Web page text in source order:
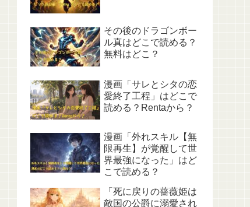
その後のドラゴンボー
ル真はどこで読める？
無料はどこ？
漫画「サレとシタの恋
愛終了工程」はどこで
読める？Rentaから？
漫画「外れスキル【無
限再生】が覚醒して世
界最強になった」はど
こで読める？
「死に戻りの薔薇姫は
敵国の公爵に溺愛され